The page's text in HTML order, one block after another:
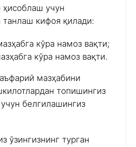
учун
танлаш кифоя қилади:
кўра намоз вақти;
кўра намоз вақти.
мазҳабини
топишингиз
белгилашингиз
ўзингизнинг турган